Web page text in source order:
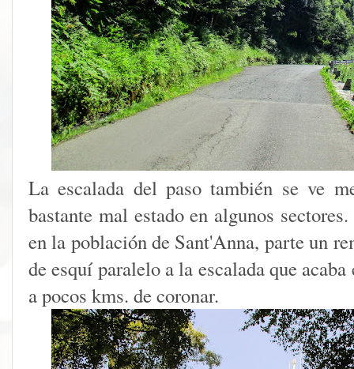
La escalada del paso también se ve
bastante mal estado en algunos
en la población de Sant'Anna, parte un
de esquí paralelo a la escalada que
a pocos kms. de coronar.